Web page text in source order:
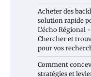
Acheter des
solution rapide
L'écho Régional
Chercher et
pour vos
Comment
stratégies et